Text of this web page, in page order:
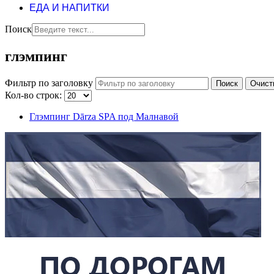
ЕДА И НАПИТКИ
Поиск
глэмпинг
Фильтр по заголовку Поиск
Кол-во строк:
Глэмпинг Dārza SPA под Малнавой